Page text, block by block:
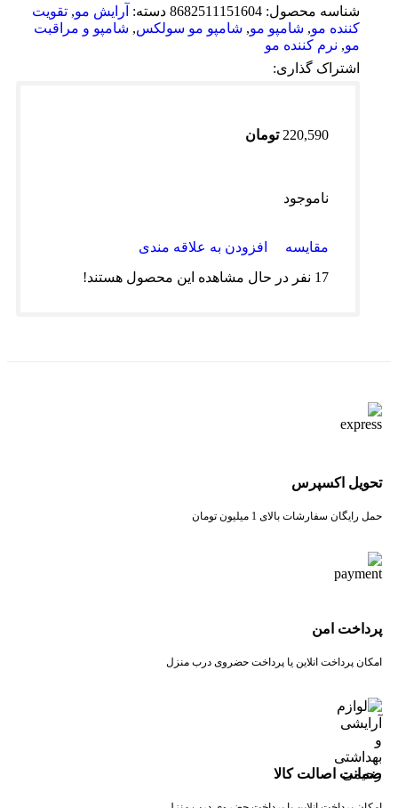
شناسه محصول: 8682511151604 دسته: آرایش مو, تقویت
کننده مو, شامپو مو, شامپو مو سولکس, شامپو و مراقبت
مو, نرم کننده مو
اشتراک گذاری:
220,590 تومان
ناموجود
مقایسه
افزودن به علاقه مندی
17 نفر در حال مشاهده این محصول هستند!
تحویل اکسپرس
حمل رایگان سفارشات بالای 1 میلیون تومان
پرداخت امن
امکان پرداخت انلاین یا پرداخت حضروی درب منزل
ضمانت اصالت کالا